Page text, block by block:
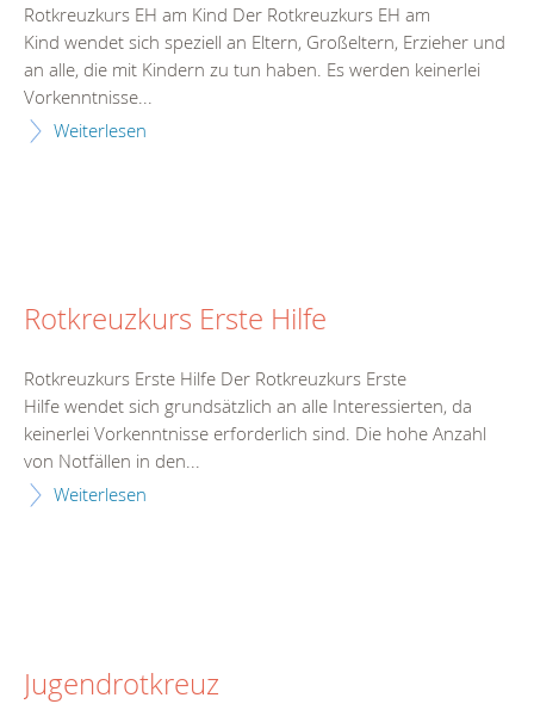
Rotkreuzkurs EH am Kind Der Rotkreuzkurs EH am
Kind wendet sich speziell an Eltern, Großeltern, Erzieher und
an alle, die mit Kindern zu tun haben. Es werden keinerlei
Vorkenntnisse...
Weiterlesen
Rotkreuzkurs Erste Hilfe
Rotkreuzkurs Erste Hilfe Der Rotkreuzkurs Erste
Hilfe wendet sich grundsätzlich an alle Interessierten, da
keinerlei Vorkenntnisse erforderlich sind. Die hohe Anzahl
von Notfällen in den...
Weiterlesen
Jugendrotkreuz